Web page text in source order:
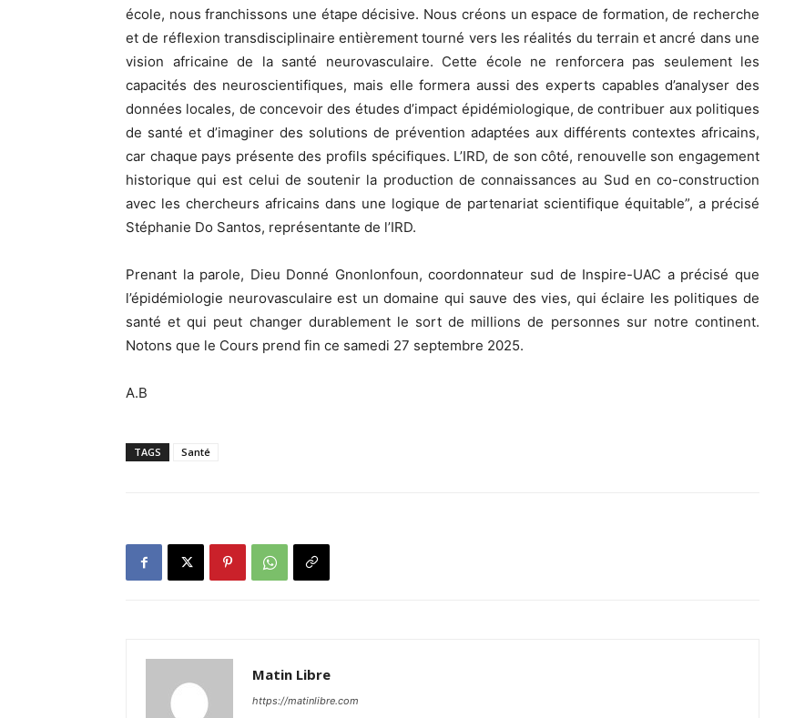
école, nous franchissons une étape décisive. Nous créons un espace de formation, de recherche
et de réflexion transdisciplinaire entièrement tourné vers les réalités du terrain et ancré dans une
vision africaine de la santé neurovasculaire. Cette école ne renforcera pas seulement les
capacités des neuroscientifiques, mais elle formera aussi des experts capables d’analyser des
données locales, de concevoir des études d’impact épidémiologique, de contribuer aux politiques
de santé et d’imaginer des solutions de prévention adaptées aux différents contextes africains,
car chaque pays présente des profils spécifiques. L’IRD, de son côté, renouvelle son engagement
historique qui est celui de soutenir la production de connaissances au Sud en co-construction
avec les chercheurs africains dans une logique de partenariat scientifique équitable”, a précisé
Stéphanie Do Santos, représentante de l’IRD.
Prenant la parole, Dieu Donné Gnonlonfoun, coordonnateur sud de Inspire-UAC a précisé que
l’épidémiologie neurovasculaire est un domaine qui sauve des vies, qui éclaire les politiques de
santé et qui peut changer durablement le sort de millions de personnes sur notre continent.
Notons que le Cours prend fin ce samedi 27 septembre 2025.
A.B
TAGS Santé
Matin Libre
https://matinlibre.com